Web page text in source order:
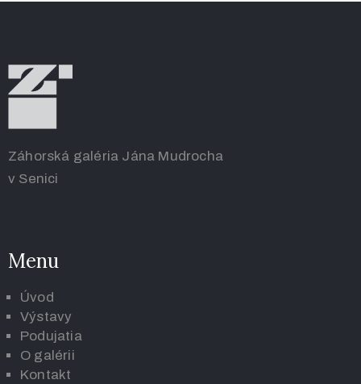
Záhorská galéria Jána Mudrocha
v Senici
Menu
Úvod
Výstavy
Podujatia
O galérii
Kontakt